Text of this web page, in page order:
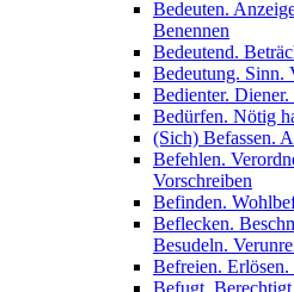
Bedeuten.
Benennen
Bedeutend.
Bedeutung. Sinn.
Bedienter.
Bedürfen. Nötig
(Sich) Befassen.
Befehlen.
Vorschreiben
Befinden.
Beflecken.
Besudeln.
Befreien. Erlösen.
Befugt.